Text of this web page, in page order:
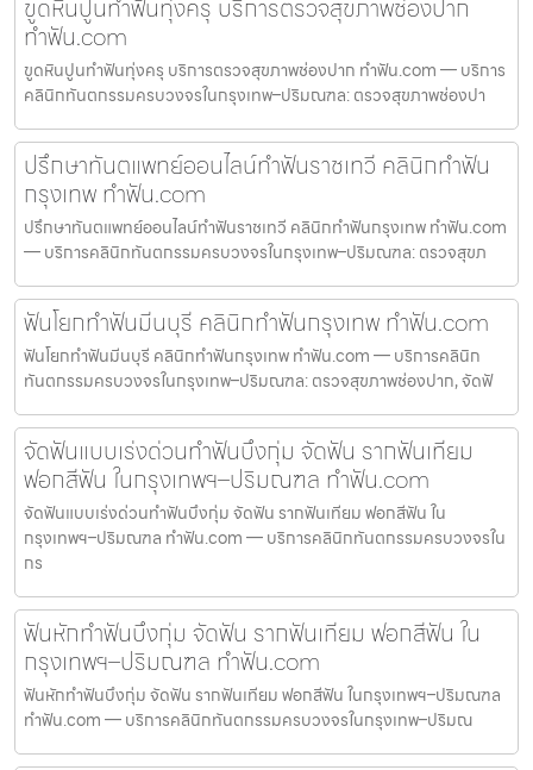
ขูดหินปูนทำฟันทุ่งครุ บริการตรวจสุขภาพช่องปาก
ทำฟัน.com
ขูดหินปูนทำฟันทุ่งครุ บริการตรวจสุขภาพช่องปาก ทำฟัน.com — บริการ
คลินิกทันตกรรมครบวงจรในกรุงเทพ–ปริมณฑล: ตรวจสุขภาพช่องปา
ปรึกษาทันตแพทย์ออนไลน์ทำฟันราชเทวี คลินิกทำฟัน
กรุงเทพ ทำฟัน.com
ปรึกษาทันตแพทย์ออนไลน์ทำฟันราชเทวี คลินิกทำฟันกรุงเทพ ทำฟัน.com
— บริการคลินิกทันตกรรมครบวงจรในกรุงเทพ–ปริมณฑล: ตรวจสุขภ
ฟันโยกทำฟันมีนบุรี คลินิกทำฟันกรุงเทพ ทำฟัน.com
ฟันโยกทำฟันมีนบุรี คลินิกทำฟันกรุงเทพ ทำฟัน.com — บริการคลินิก
ทันตกรรมครบวงจรในกรุงเทพ–ปริมณฑล: ตรวจสุขภาพช่องปาก, จัดฟั
จัดฟันแบบเร่งด่วนทำฟันบึงกุ่ม จัดฟัน รากฟันเทียม
ฟอกสีฟัน ในกรุงเทพฯ–ปริมณฑล ทำฟัน.com
จัดฟันแบบเร่งด่วนทำฟันบึงกุ่ม จัดฟัน รากฟันเทียม ฟอกสีฟัน ใน
กรุงเทพฯ–ปริมณฑล ทำฟัน.com — บริการคลินิกทันตกรรมครบวงจรใน
กร
ฟันหักทำฟันบึงกุ่ม จัดฟัน รากฟันเทียม ฟอกสีฟัน ใน
กรุงเทพฯ–ปริมณฑล ทำฟัน.com
ฟันหักทำฟันบึงกุ่ม จัดฟัน รากฟันเทียม ฟอกสีฟัน ในกรุงเทพฯ–ปริมณฑล
ทำฟัน.com — บริการคลินิกทันตกรรมครบวงจรในกรุงเทพ–ปริมณ